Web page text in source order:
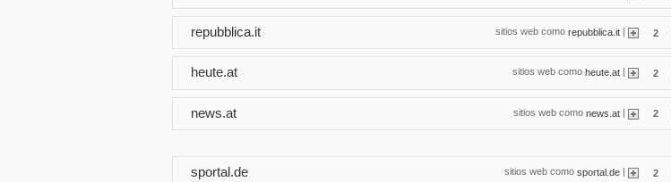
sitios web como repubblica.it | 2
repubblica.it
sitios web como heute.at 2
heute.at
sitios web como news.at | 2
news.at
sitios web como sportal.de | 2
sportal.de